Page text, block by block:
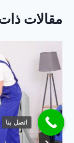
مقالات
اتصل بنا